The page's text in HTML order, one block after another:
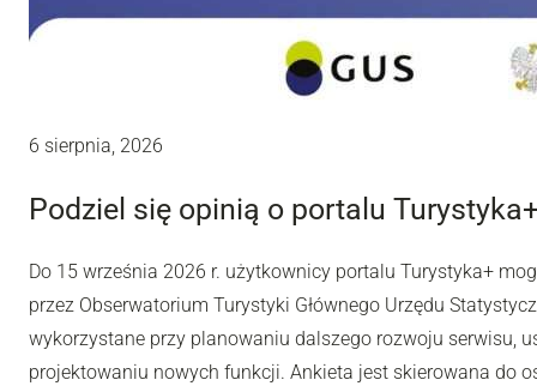
6 sierpnia, 2026
Podziel się opinią o portalu
Do 15 września 2026 r. użytkownicy portalu Turystyka+
przez Obserwatorium Turystyki Głównego Urzędu
wykorzystane przy planowaniu dalszego rozwoju serwisu,
projektowaniu nowych funkcji. Ankieta jest skierowana do